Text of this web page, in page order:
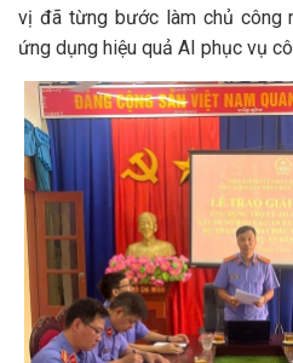
vị đã từng bước làm chủ công
ứng dụng hiệu quả AI phục vụ